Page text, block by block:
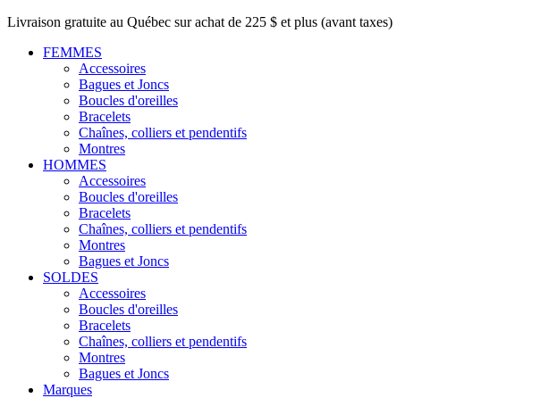
Livraison gratuite au Québec sur achat de 225 $ et plus (avant taxes)
FEMMES
Accessoires
Bagues et Joncs
Boucles d'oreilles
Bracelets
Chaînes, colliers et pendentifs
Montres
HOMMES
Accessoires
Boucles d'oreilles
Bracelets
Chaînes, colliers et pendentifs
Montres
Bagues et Joncs
SOLDES
Accessoires
Boucles d'oreilles
Bracelets
Chaînes, colliers et pendentifs
Montres
Bagues et Joncs
Marques